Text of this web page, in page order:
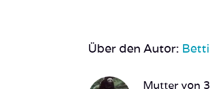
Über den Autor:
Mutter von